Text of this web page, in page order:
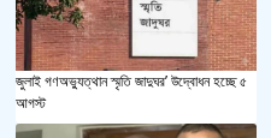
জুলাই গণঅভ্যুত্থান স্মৃতি জাদুঘর’ উদ্বোধন হচ্ছে ৫
আগস্ট